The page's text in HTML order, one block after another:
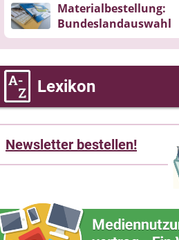
Materialbestellung:
Bundeslandauswahl
Lexikon
Newsletter bestellen!